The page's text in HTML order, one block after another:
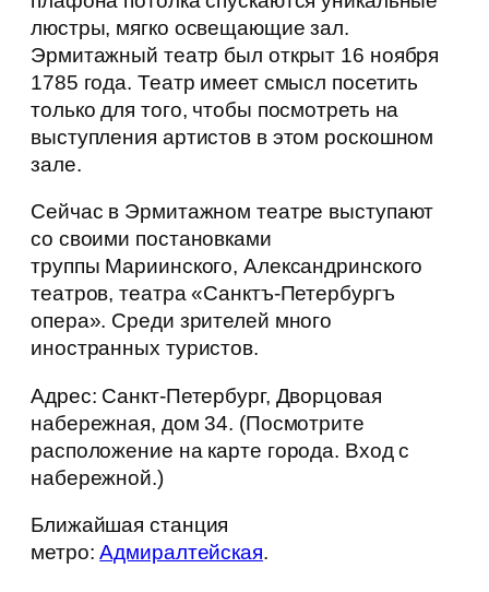
люстры, мягко освещающие зал.
Эрмитажный театр был открыт 16 ноября
1785 года. Театр имеет смысл посетить
только для того, чтобы посмотреть на
выступления артистов в этом роскошном
зале.
Сейчас в Эрмитажном театре выступают
со своими постановками
труппы Мариинского, Александринского
театров, театра «Санктъ-Петербургъ
опера». Среди зрителей много
иностранных туристов.
Адрес: Санкт-Петербург, Дворцовая
набережная, дом 34. (Посмотрите
расположение на карте города. Вход с
набережной.)
Ближайшая станция
метро:Адмиралтейская.